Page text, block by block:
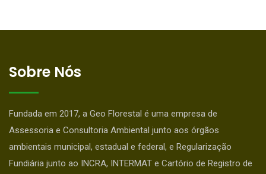
Sobre Nós
Fundada em 2017, a Geo Florestal é uma empresa de
Assessoria e Consultoria Ambiental junto aos órgãos
ambientais municipal, estadual e federal, e Regularização
Fundiária junto ao INCRA, INTERMAT e Cartório de Registro de